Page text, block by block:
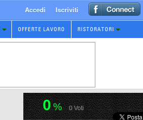
Accedi Iscriviti
OFFERTE LAVORO RISTORATORI
0% 0Voti